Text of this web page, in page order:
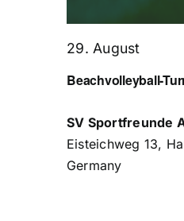
Beachvolleyball-
29. August
SV Sportfreunde
Eisteichweg 13,
Germany